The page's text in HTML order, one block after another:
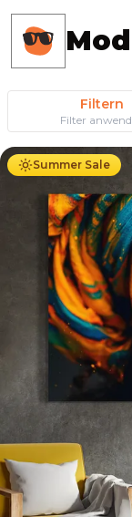
Filtern
Filter
Summer Sale
69.90 € 44.90